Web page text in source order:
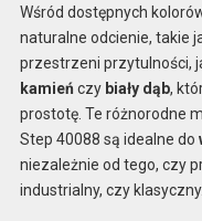
Wśród dostępnych
naturalne odcienie, takie
przestrzeni przytulności,
kamień czy biały dąb,
prostotę. Te różnorodne
Step 40088 są idealne do
niezależnie od tego, czy
industrialny, czy klasyczny.